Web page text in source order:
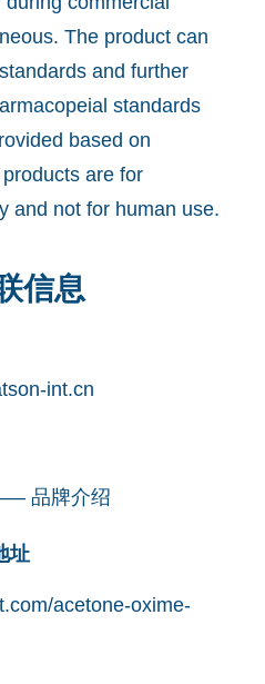
The product can
and further
standards
based on
are for
and not for human use.
信息
int.cn
品牌介绍
址
acetone-oxime-